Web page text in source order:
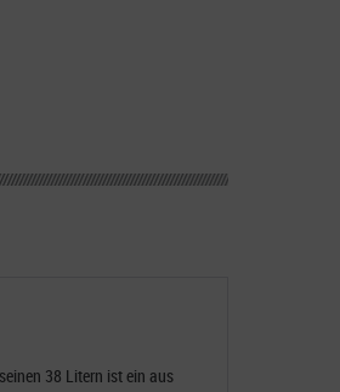
38 Litern ist ein aus